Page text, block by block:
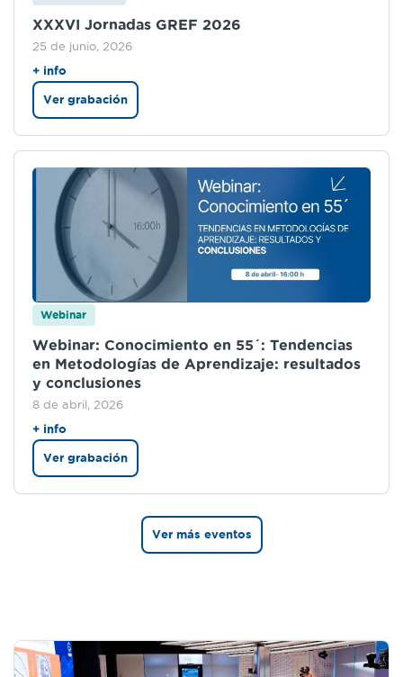
XXXVI Jornadas GREF 2026
25 de junio, 2026
+ info
Ver grabación
Webinar
Webinar: Conocimiento en 55´: Tendencias
en Metodologías de Aprendizaje: resultados
y conclusiones
8 de abril, 2026
+ info
Ver grabación
Ver más eventos